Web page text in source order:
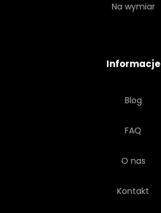
Na wymiar
Informacje
Blog
FAQ
O nas
Kontakt